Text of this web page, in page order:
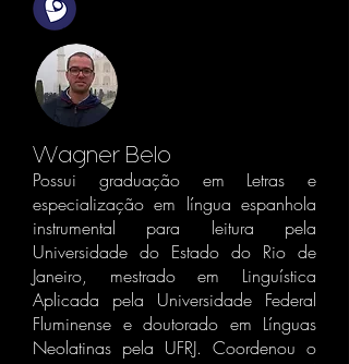
Wagner Belo
Possui graduação em Letras e
especialização em língua espanhola
instrumental para leitura pela
Universidade do Estado do Rio de
Janeiro, mestrado em Linguística
Aplicada pela Universidade Federal
Fluminense e doutorado em Línguas
Neolatinas pela UFRJ. Coordenou o